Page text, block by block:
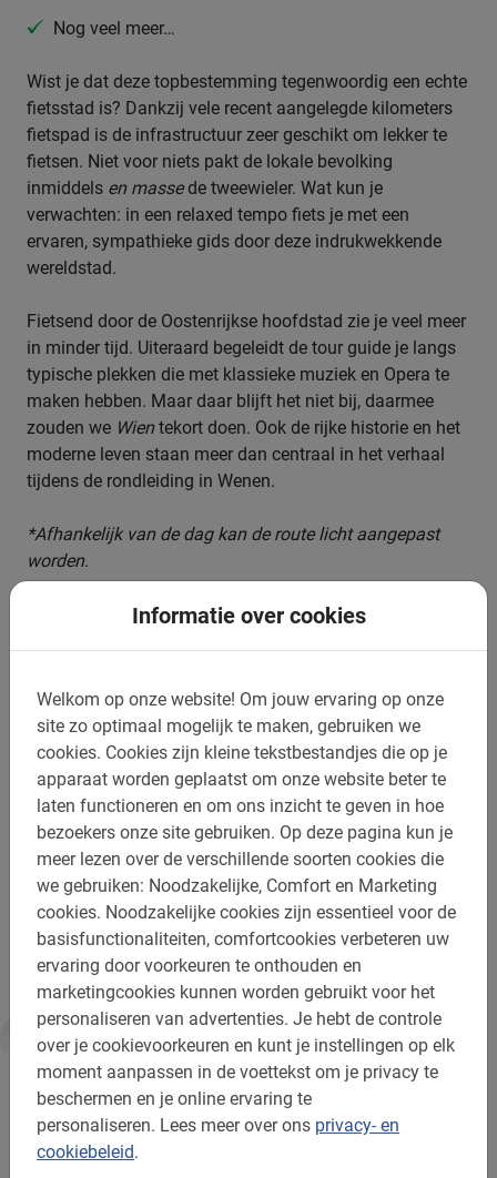
Informatie over cookies
Welkom op onze website! Om jouw ervaring op onze
site zo optimaal mogelijk te maken, gebruiken we
cookies. Cookies zijn kleine tekstbestandjes die op je
apparaat worden geplaatst om onze website beter te
laten functioneren en om ons inzicht te geven in hoe
bezoekers onze site gebruiken. Op deze pagina kun je
meer lezen over de verschillende soorten cookies die
we gebruiken: Noodzakelijke, Comfort en Marketing
cookies. Noodzakelijke cookies zijn essentieel voor de
basisfunctionaliteiten, comfortcookies verbeteren uw
ervaring door voorkeuren te onthouden en
marketingcookies kunnen worden gebruikt voor het
personaliseren van advertenties. Je hebt de controle
over je cookievoorkeuren en kunt je instellingen op elk
moment aanpassen in de voettekst om je privacy te
beschermen en je online ervaring te
personaliseren. Lees meer over ons privacy- en
cookiebeleid.
Nog veel meer…
Wist je dat deze topbestemming tegenwoordig een echte
fietsstad is? Dankzij vele recent aangelegde kilometers
fietspad is de infrastructuur zeer geschikt om lekker te
fietsen. Niet voor niets pakt de lokale bevolking
inmiddels en massede tweewieler. Wat kun je
verwachten: in een relaxed tempo fiets je met een
ervaren, sympathieke gids door deze indrukwekkende
wereldstad.
Fietsend door de Oostenrijkse hoofdstad zie je veel meer
in minder tijd. Uiteraard begeleidt de tour guide je langs
typische plekken die met klassieke muziek en Opera te
maken hebben. Maar daar blijft het niet bij, daarmee
zouden we Wientekort doen. Ook de rijke historie en het
moderne leven staan meer dan centraal in het verhaal
tijdens de rondleiding in Wenen.
*Afhankelijk van de dag kan de route licht aangepast
worden.
door Wenen
Heb je zin gekregen om de Oostenrijkse hoofdstad beter
te leren kennen? Boek eenvoudig en veilig online en we
zetten de fiets vast voor je klaar. Direct na het boeken
ontvang je een bevestigingsmail met alle belangrijke
informatie.
Je stedentrip start pas echt met deze Wenen Fietstour!
Informatie
Belangrijk om te weten: